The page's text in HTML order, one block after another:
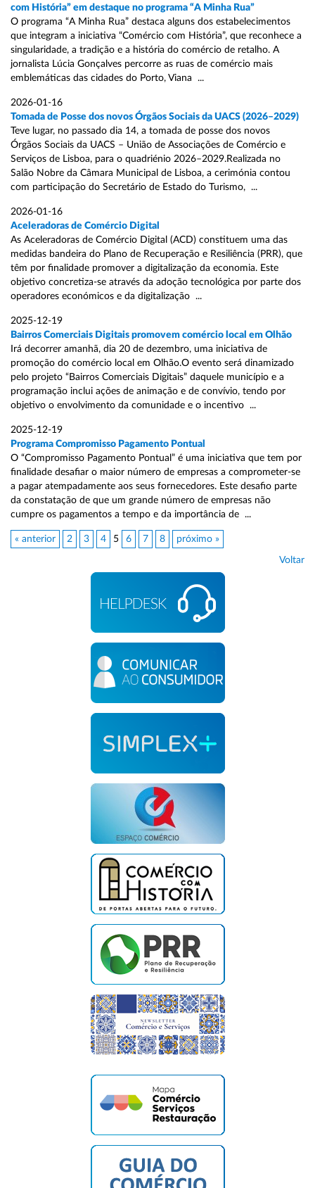
com História” em destaque no programa “A Minha Rua”
O programa “A Minha Rua” destaca alguns dos estabelecimentos
que integram a iniciativa “Comércio com História”, que reconhece a
singularidade, a tradição e a história do comércio de retalho. A
jornalista Lúcia Gonçalves percorre as ruas de comércio mais
emblemáticas das cidades do Porto, Viana ...
2026-01-16
Tomada de Posse dos novos Órgãos Sociais da UACS (2026–2029)
Teve lugar, no passado dia 14, a tomada de posse dos novos
Órgãos Sociais da UACS – União de Associações de Comércio e
Serviços de Lisboa, para o quadriénio 2026–2029.Realizada no
Salão Nobre da Câmara Municipal de Lisboa, a cerimónia contou
com participação do Secretário de Estado do Turismo, ...
2026-01-16
Aceleradoras de Comércio Digital
As Aceleradoras de Comércio Digital (ACD) constituem uma das
medidas bandeira do Plano de Recuperação e Resiliência (PRR), que
têm por finalidade promover a digitalização da economia. Este
objetivo concretiza-se através da adoção tecnológica por parte dos
operadores económicos e da digitalização ...
2025-12-19
Bairros Comerciais Digitais promovem comércio local em Olhão
Irá decorrer amanhã, dia 20 de dezembro, uma iniciativa de
promoção do comércio local em Olhão.O evento será dinamizado
pelo projeto “Bairros Comerciais Digitais” daquele município e a
programação inclui ações de animação e de convívio, tendo por
objetivo o envolvimento da comunidade e o incentivo ...
2025-12-19
Programa Compromisso Pagamento Pontual
O “Compromisso Pagamento Pontual” é uma iniciativa que tem por
finalidade desafiar o maior número de empresas a comprometer-se
a pagar atempadamente aos seus fornecedores. Este desafio parte
da constatação de que um grande número de empresas não
cumpre os pagamentos a tempo e da importância de ...
« anterior 2 3 4 5 6 7 8 próximo »
Voltar